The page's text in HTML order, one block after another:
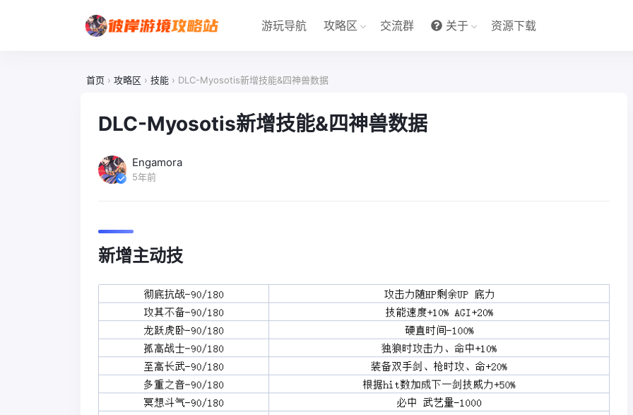
游玩导航 攻略区 交流群 关于 资源下载
首页 › 攻略区 › 技能 › DLC-Myosotis新增技能&四神兽数据
DLC-Myosotis新增技能&四神兽数据
Engamora
5年前
新增主动技